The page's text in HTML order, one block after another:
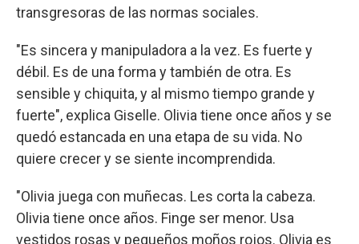
transgresoras de las normas sociales.
"Es sincera y manipuladora a la vez. Es fuerte y
débil. Es de una forma y también de otra. Es
sensible y chiquita, y al mismo tiempo grande y
fuerte", explica Giselle. Olivia tiene once años y se
quedó estancada en una etapa de su vida. No
quiere crecer y se siente incomprendida.
"Olivia juega con muñecas. Les corta la cabeza.
Olivia tiene once años. Finge ser menor. Usa
vestidos rosas y pequeños moños rojos. Olivia es